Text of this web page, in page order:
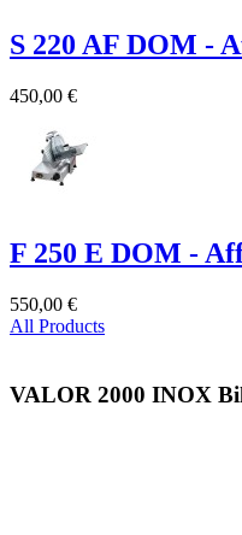
S 220 AF DOM -
450,00 €
F 250 E DOM -
550,00 €
All Products
VALOR 2000 INOX